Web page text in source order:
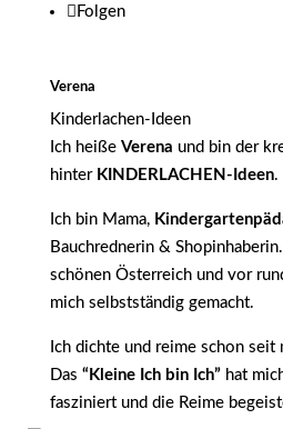
Folgen
Verena
Kinderlachen-Ideen
Ich heiße Verena und bin der
hinter KINDERLACHEN-Ideen.
Ich bin Mama,
Bauchrednerin &
schönen Österreich und vor
mich selbstständig gemacht.
Ich dichte und reime schon
Das “Kleine Ich bin Ich” hat
fasziniert und die Reime